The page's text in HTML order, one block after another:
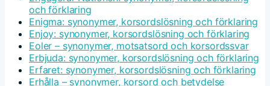
och förklaring
Enigma: synonymer, korsordslösning och förklaring
Enjoy: synonymer, korsordslösning och förklaring
Eoler – synonymer, motsatsord och korsordssvar
Erbjuda: synonymer, korsordslösning och förklaring
Erfaret: synonymer, korsordslösning och förklaring
Erhålla – synonymer, korsord och betydelse